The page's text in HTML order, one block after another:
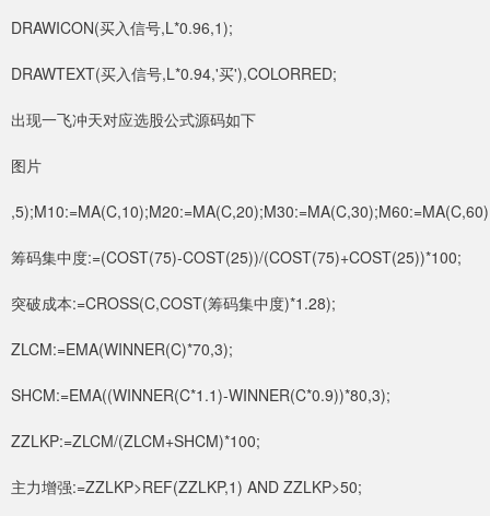
DRAWICON(买入信号,L*0.96,1);
DRAWTEXT(买入信号,L*0.94,'买'),COLORRED;
出现一飞冲天对应选股公式源码如下
图片
筹码集中度:=(COST(75)-COST(25))/(COST(75)+COST(25))*100;
突破成本:=CROSS(C,COST(筹码集中度)*1.28);
ZLCM:=EMA(WINNER(C)*70,3);
SHCM:=EMA((WINNER(C*1.1)-WINNER(C*0.9))*80,3);
ZZLKP:=ZLCM/(ZLCM+SHCM)*100;
主力增强:=ZZLKP>REF(ZZLKP,1) AND ZZLKP>50;